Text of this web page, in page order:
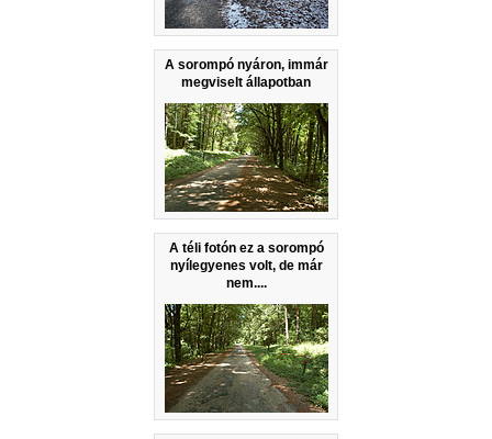
A sorompó nyáron, immár
megviselt állapotban
A téli fotón ez a sorompó
nyílegyenes volt, de már
nem....